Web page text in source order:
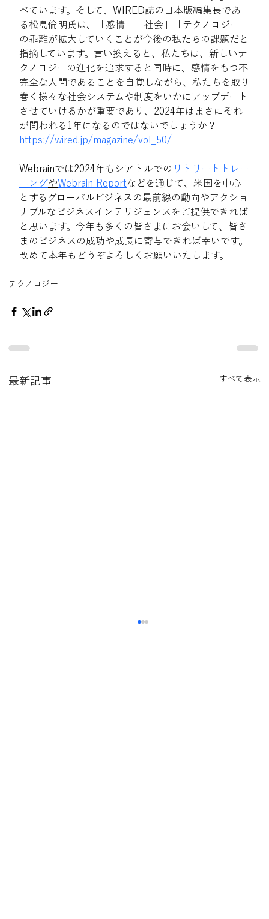
べています。そして、WIRED誌の日本版編集長であ
る松島倫明氏は、「感情」「社会」「テクノロジー」
の乖離が拡大していくことが今後の私たちの課題だと
指摘しています。言い換えると、私たちは、新しいテ
クノロジーの進化を追求すると同時に、感情をもつ不
完全な人間であることを自覚しながら、私たちを取り
巻く様々な社会システムや制度をいかにアップデート
させていけるかが重要であり、2024年はまさにそれ
が問われる1年になるのではないでしょうか？
https://wired.jp/magazine/vol_50/
Webrainでは2024年もシアトルでの リトリートトレー
ニングやWebrain Reportなどを通じて、米国を中心
とするグローバルビジネスの最前線の動向やアクショ
ナブルなビジネスインテリジェンスをご提供できれば
と思います。今年も多くの皆さまにお会いして、皆さ
まのビジネスの成功や成長に寄与できれば幸いです。
改めて本年もどうぞよろしくお願いいたします。
テクノロジー
最新記事 すべて表示